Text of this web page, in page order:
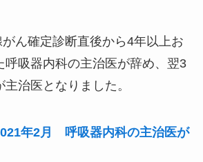
ん確定診断直後から4年以上お
呼吸器内科の主治医が辞め、翌3
治医となりました。
年2月 呼吸器内科の主治医が